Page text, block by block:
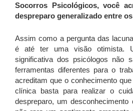
Socorros Psicológicos, você
despreparo generalizado entre
Assim como a pergunta das
é até ter uma visão otimista.
significativa dos psicólogos não
ferramentas diferentes para o
acreditam que o conhecimento
clínica basta para realizar o
despreparo, um